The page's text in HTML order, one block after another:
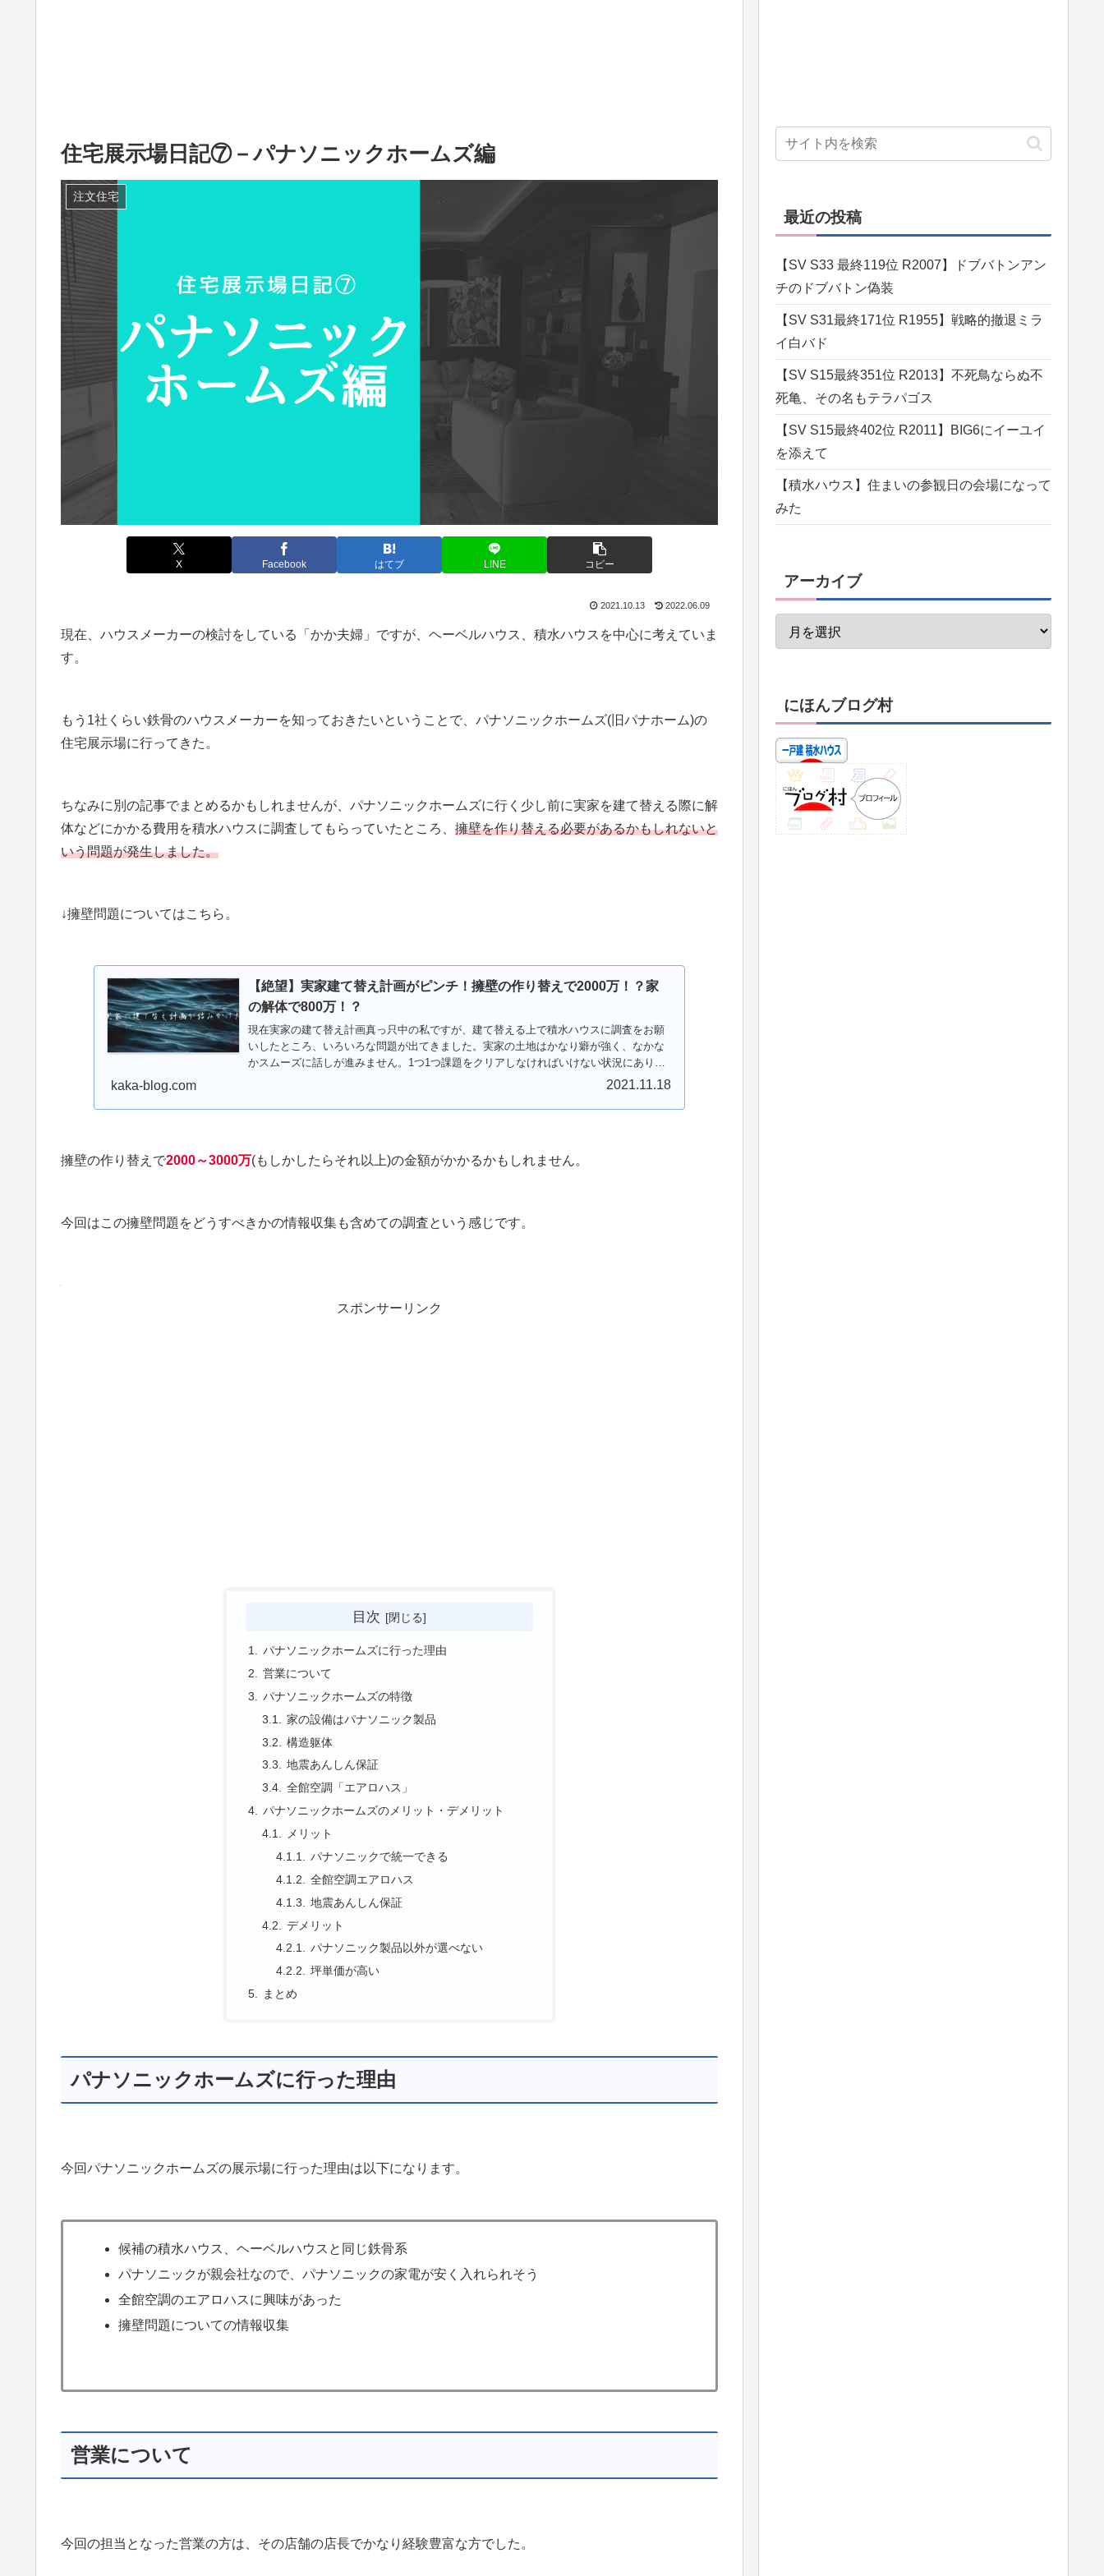
住宅展示場日記⑦－パナソニックホームズ編
注文住宅
X Facebook はてブ LINE コピー
2021.10.13 2022.06.09
現在、ハウスメーカーの検討をしている「かか夫婦」ですが、ヘーベルハウス、積水ハウスを中心に考えていま
す。
もう1社くらい鉄骨のハウスメーカーを知っておきたいということで、パナソニックホームズ(旧パナホーム)の
住宅展示場に行ってきた。
ちなみに別の記事でまとめるかもしれませんが、パナソニックホームズに行く少し前に実家を建て替える際に解
体などにかかる費用を積水ハウスに調査してもらっていたところ、 擁壁を作り替える必要があるかもしれないと
いう問題が発生しました。
↓擁壁問題についてはこちら。
【絶望】実家建て替え計画がピンチ！擁壁の作り替えで2000万！？家
の解体で800万！？
現在実家の建て替え計画真っ只中の私ですが、建て替える上で積水ハウスに調査をお願
いしたところ、いろいろな問題が出てきました。実家の土地はかなり癖が強く、なかな
かスムーズに話しが進みません。1つ1つ課題をクリアしなければいけない状況にありま
kaka-blog.com 2021.11.18
擁壁の作り替えで2000～3000万(もしかしたらそれ以上)の金額がかかるかもしれません。
今回はこの擁壁問題をどうすべきかの情報収集も含めての調査という感じです。
スポンサーリンク
目次
パナソニックホームズに行った理由
営業について
パナソニックホームズの特徴
家の設備はパナソニック製品
構造躯体
地震あんしん保証
全館空調「エアロハス」
パナソニックホームズのメリット・デメリット
メリット
パナソニックで統一できる
全館空調エアロハス
地震あんしん保証
デメリット
パナソニック製品以外が選べない
坪単価が高い
まとめ
パナソニックホームズに行った理由
今回パナソニックホームズの展示場に行った理由は以下になります。
候補の積水ハウス、ヘーベルハウスと同じ鉄骨系
パナソニックが親会社なので、パナソニックの家電が安く入れられそう
全館空調のエアロハスに興味があった
擁壁問題についての情報収集
営業について
今回の担当となった営業の方は、その店舗の店長でかなり経験豊富な方でした。
最近の投稿
【SV S33 最終119位 R2007】ドブバトンアン
チのドブバトン偽装
【SV S31最終171位 R1955】戦略的撤退ミラ
イ白バド
【SV S15最終351位 R2013】不死鳥ならぬ不
死亀、その名もテラパゴス
【SV S15最終402位 R2011】BIG6にイーユイ
を添えて
【積水ハウス】住まいの参観日の会場になって
みた
アーカイブ
にほんブログ村